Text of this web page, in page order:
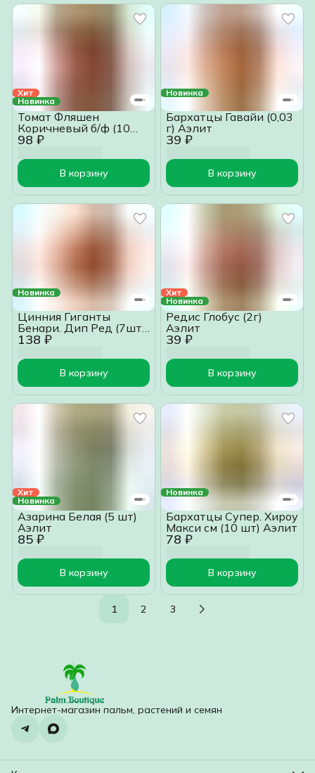
Хит
Новинка
98 ₽
Томат Фляшен
Коричневый б/ф (10
шт) Григорьев
В корзину
Новинка
39 ₽
Бархатцы Гавайи (0,03
г) Аэлит
В корзину
Новинка
138 ₽
Цинния Гиганты
Бенари. Дип Ред (7шт)
Аэлит
В корзину
Хит
Новинка
39 ₽
Редис Глобус (2г)
Аэлит
В корзину
Хит
Новинка
85 ₽
Азарина Белая (5 шт)
Аэлит
В корзину
Новинка
78 ₽
Бархатцы Супер. Хироу
Макси см (10 шт) Аэлит
В корзину
1 2 3
Интернет-магазин пальм, растений и семян